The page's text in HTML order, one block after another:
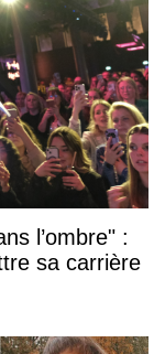
l’ombre" :
sa carrière